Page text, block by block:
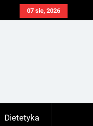
07 sie, 2026
Dietetyka